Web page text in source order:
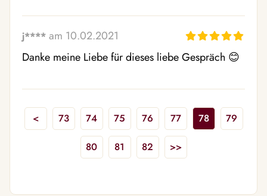
j**** am 10.02.2021
Danke meine Liebe für dieses liebe Gespräch 😊
< 73 74 75 76 77 78 79
80 81 82 >>